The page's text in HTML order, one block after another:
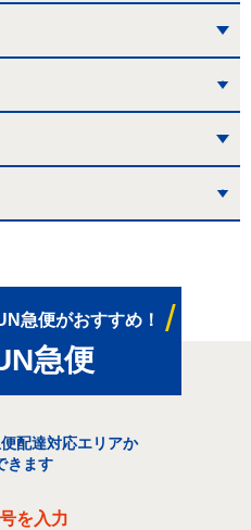
急便がおすすめ！
急便
配達対応エリアか
きます
を入力